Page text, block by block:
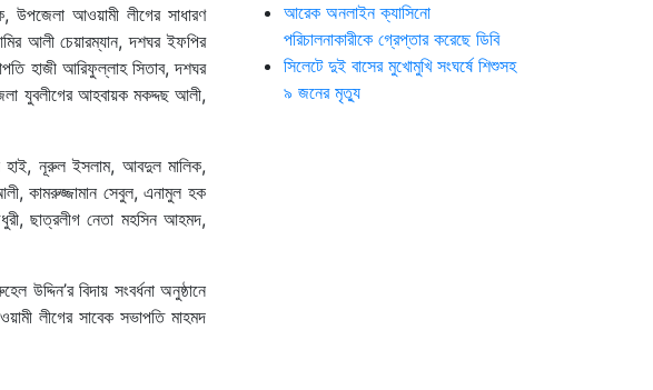
উপজেলা আওয়ামী লীগের সাধারণ
আলী চেয়ারম্যান, দশঘর ইফপির
হাজী আরিফুল্লাহ সিতাব, দশঘর
যুবলীগের আহবায়ক মকদ্দছ আলী,
হাই, নূরুল ইসলাম, আবদুল মালিক,
কামরুজ্জামান সেবুল, এনামুল হক
ছাত্রলীগ নেতা মহসিন আহমদ,
উদ্দিন’র বিদায় সংবর্ধনা অনুষ্ঠানে
লীগের সাবেক সভাপতি মাহমদ
আরেক অনলাইন ক্যাসিনো
পরিচালনাকারীকে গ্রেপ্তার করেছে ডিবি
সিলেটে দুই বাসের মুখোমুখি সংঘর্ষে শিশুসহ
৯ জনের মৃত্যু